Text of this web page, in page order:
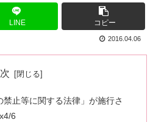
LINE コピー
2016.04.06
禁止等に関する法律」が施行さ
6